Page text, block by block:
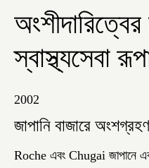
স্বাস্থ্যসেবা
2002
জাপানি বাজারে অংশগ্রহণ
Roche এবং Chugai জাপানে